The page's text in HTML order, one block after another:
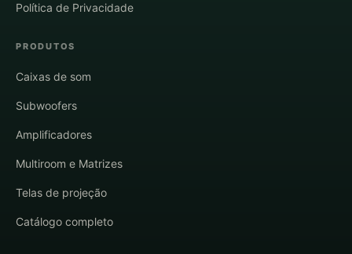
Política de Privacidade
PRODUTOS
Caixas de som
Subwoofers
Amplificadores
Multiroom e Matrizes
Telas de projeção
Catálogo completo